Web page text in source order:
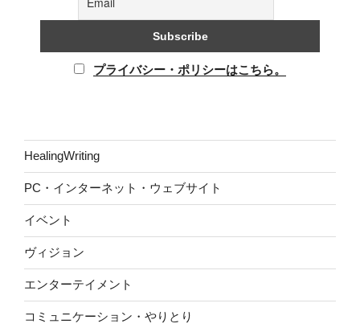
プライバシー・ポリシーはこちら。
HealingWriting
PC・インターネット・ウェブサイト
イベント
ヴィジョン
エンターテイメント
コミュニケーション・やりとり